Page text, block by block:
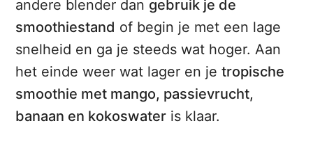
andere blender dan gebruik je de
smoothiestand of begin je met een lage
snelheid en ga je steeds wat hoger. Aan
het einde weer wat lager en jetropische
smoothie met mango, passievrucht,
banaan en kokoswater is klaar.